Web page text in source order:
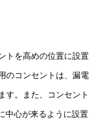
トを高めの位置に設置
のコンセントは、漏電
す。また、コンセント
中心が来るように設置